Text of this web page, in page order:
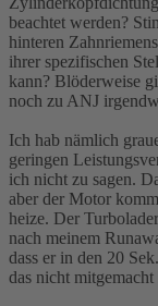
beachtet werden?
hinteren
ihrer spezifischen
kann? Blöderweise
noch zu ANJ
Ich hab nämlich
geringen
ich nicht zu sagen.
aber der Motor
heize. Der
nach meinem
dass er in den 20
das nicht mitgemacht